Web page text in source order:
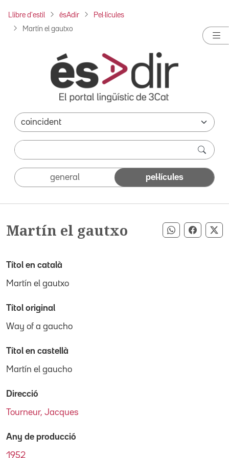
Llibre d'estil ésAdir Pel·lícules
Martín el gautxo
general pel·lícules
Martín el gautxo Compartir
Títol en català
Martín el gautxo
Títol original
Way of a gaucho
Títol en castellà
Martín el gaucho
Direcció
Tourneur, Jacques
Any de producció
1952